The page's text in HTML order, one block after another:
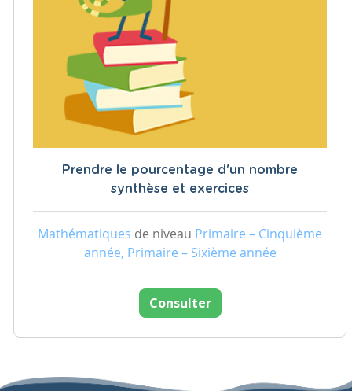
Prendre le pourcentage d'un nombre
synthèse et exercices
Mathématiques de niveau Primaire – Cinquième
année, Primaire – Sixième année
Consulter